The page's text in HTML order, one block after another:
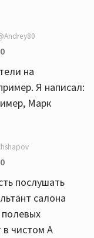
0
на
Я написал:
Марк
0
послушать
салона
в чистом А